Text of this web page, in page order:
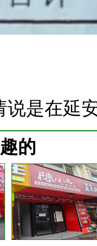
说是在延
的